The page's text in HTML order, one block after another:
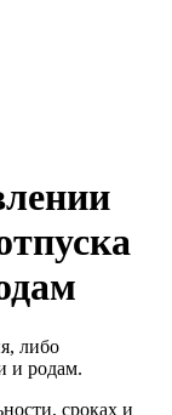
либо
и родам.
сроках и